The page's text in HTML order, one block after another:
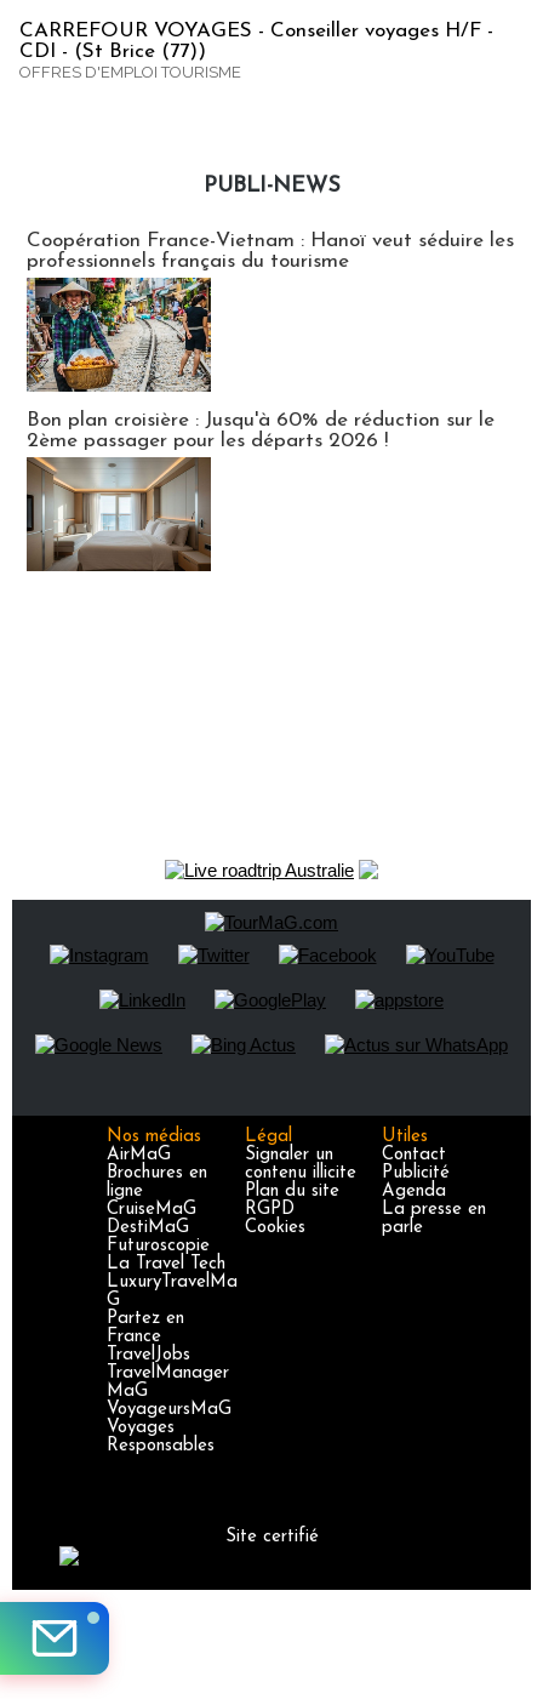
CARREFOUR VOYAGES - Conseiller voyages H/F -
CDI - (St Brice (77))
OFFRES D'EMPLOI TOURISME
PUBLI-NEWS
Coopération France-Vietnam : Hanoï veut séduire les
professionnels français du tourisme
Bon plan croisière : Jusqu'à 60% de réduction sur le
2ème passager pour les départs 2026 !
Nos médias
AirMaG
Brochures en
ligne
CruiseMaG
DestiMaG
Futuroscopie
La Travel Tech
LuxuryTravelMa
G
Partez en
France
TravelJobs
TravelManager
MaG
VoyageursMaG
Voyages
Responsables
Légal
Signaler un
contenu illicite
Plan du site
RGPD
Cookies
Utiles
Contact
Publicité
Agenda
La presse en
parle
Site certifié